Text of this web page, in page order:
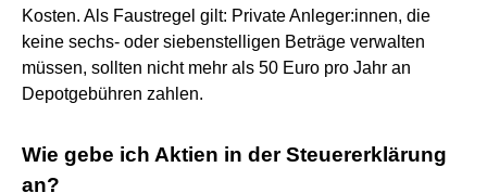
Kosten. Als Faustregel gilt: Private Anleger:innen, die
keine sechs- oder siebenstelligen Beträge verwalten
müssen, sollten nicht mehr als 50 Euro pro Jahr an
Depotgebühren zahlen.
Wie gebe ich Aktien in der Steuererklärung
an?